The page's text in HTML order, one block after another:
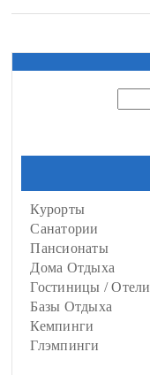
Курорты
Санатории
Пансионаты
Дома Отдыха
Гостиницы / Отели
Базы Отдыха
Кемпинги
Глэмпинги